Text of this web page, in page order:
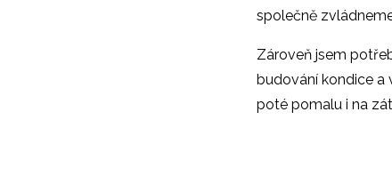
společně
Zároveň jsem
budování kondice a
poté pomalu i na